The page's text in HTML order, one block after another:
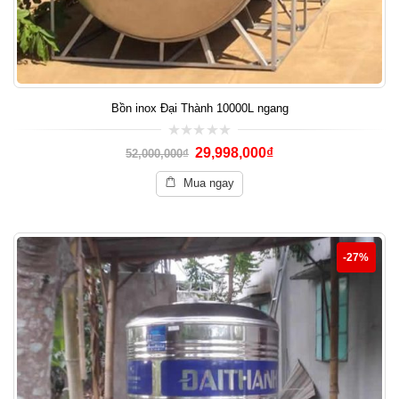
Bồn inox Đại Thành 10000L ngang
0
out
of
5
52,000,000₫ 29,998,000₫
Mua ngay
-27%